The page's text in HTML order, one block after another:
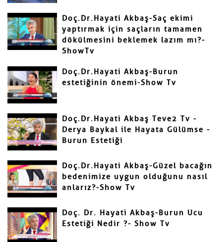
Gönder
Doç.Dr.Hayati Akbaş-Saç ekimi
yaptırmak için saçların tamamen
dökülmesini beklemek lazım mı?-
ShowTv
Doç.Dr.Hayati Akbaş-Burun
estetiğinin önemi-Show Tv
Doç.Dr.Hayati Akbaş Teve2 Tv -
Derya Baykal ile Hayata Gülümse -
Burun Estetiği
Doç.Dr.Hayati Akbaş-Güzel bacağın
bedenimize uygun olduğunu nasıl
anlarız?-Show Tv
Doç. Dr. Hayati Akbaş-Burun Ucu
Estetiği Nedir ?- Show Tv